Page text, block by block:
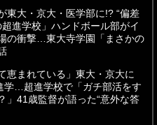
東大・京大・医学部に!? “偏差
進学校」ハンドボール部がイ
の衝撃…東大寺学園「まさかの
恵まれている」東大・京大に
学…超進学校で「ガチ部活をす
」41歳監督が語った“意外な答